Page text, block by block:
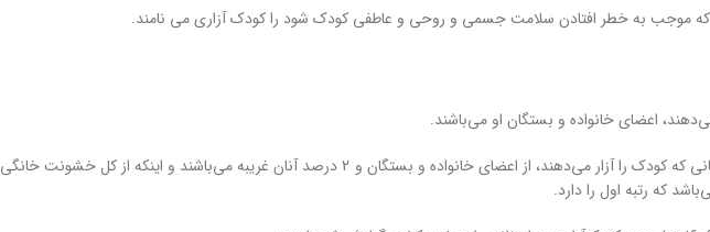
که موجب به خطر افتادن سلامت جسمی و روحی و عاطفی کودک شود را کودک آزاری می نامند.
براساس بیان رئیس اورژانس اجتماعی کشور، حدود ۹۸ درصد کسانی که کودک را آزار می‌دهند، از اعضای خانواده و بستگان و 2 درصد آنان غریبه می‌باشند و اینکه از کل خشونت خانگی